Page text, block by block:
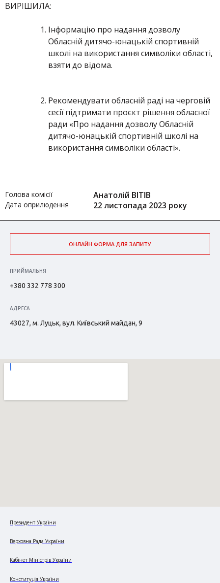
ВИРІШИЛА:
Інформацію про надання дозволу
Обласній дитячо-юнацькій спортивній
школі на використання символіки області,
взяти до відома.
Рекомендувати обласній раді на черговій
сесії підтримати проєкт рішення обласної
ради «Про надання дозволу Обласній
дитячо-юнацькій спортивній школі на
використання символіки області».
Голова комісії Анатолій ВІТІВ
Дата оприлюдення 22 листопада 2023 року
ОНЛАЙН ФОРМА ДЛЯ ЗАПИТУ
ПРИЙМАЛЬНЯ
+380 332 778 300
АДРЕСА
43027, м. Луцьк, вул. Київський майдан, 9
Президент України
Верховна Рада України
Кабінет Міністрів України
Конституція України